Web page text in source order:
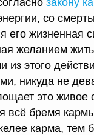
со
его жизненная
желанием
из этого
никуда не
это живое
всё бремя
карма, тем